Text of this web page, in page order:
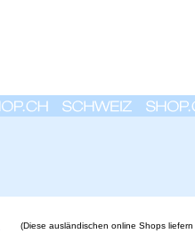
(Diese ausländischen online Shops